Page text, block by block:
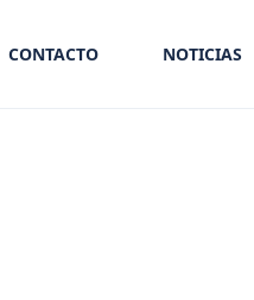
CONTACTO NOTICIAS